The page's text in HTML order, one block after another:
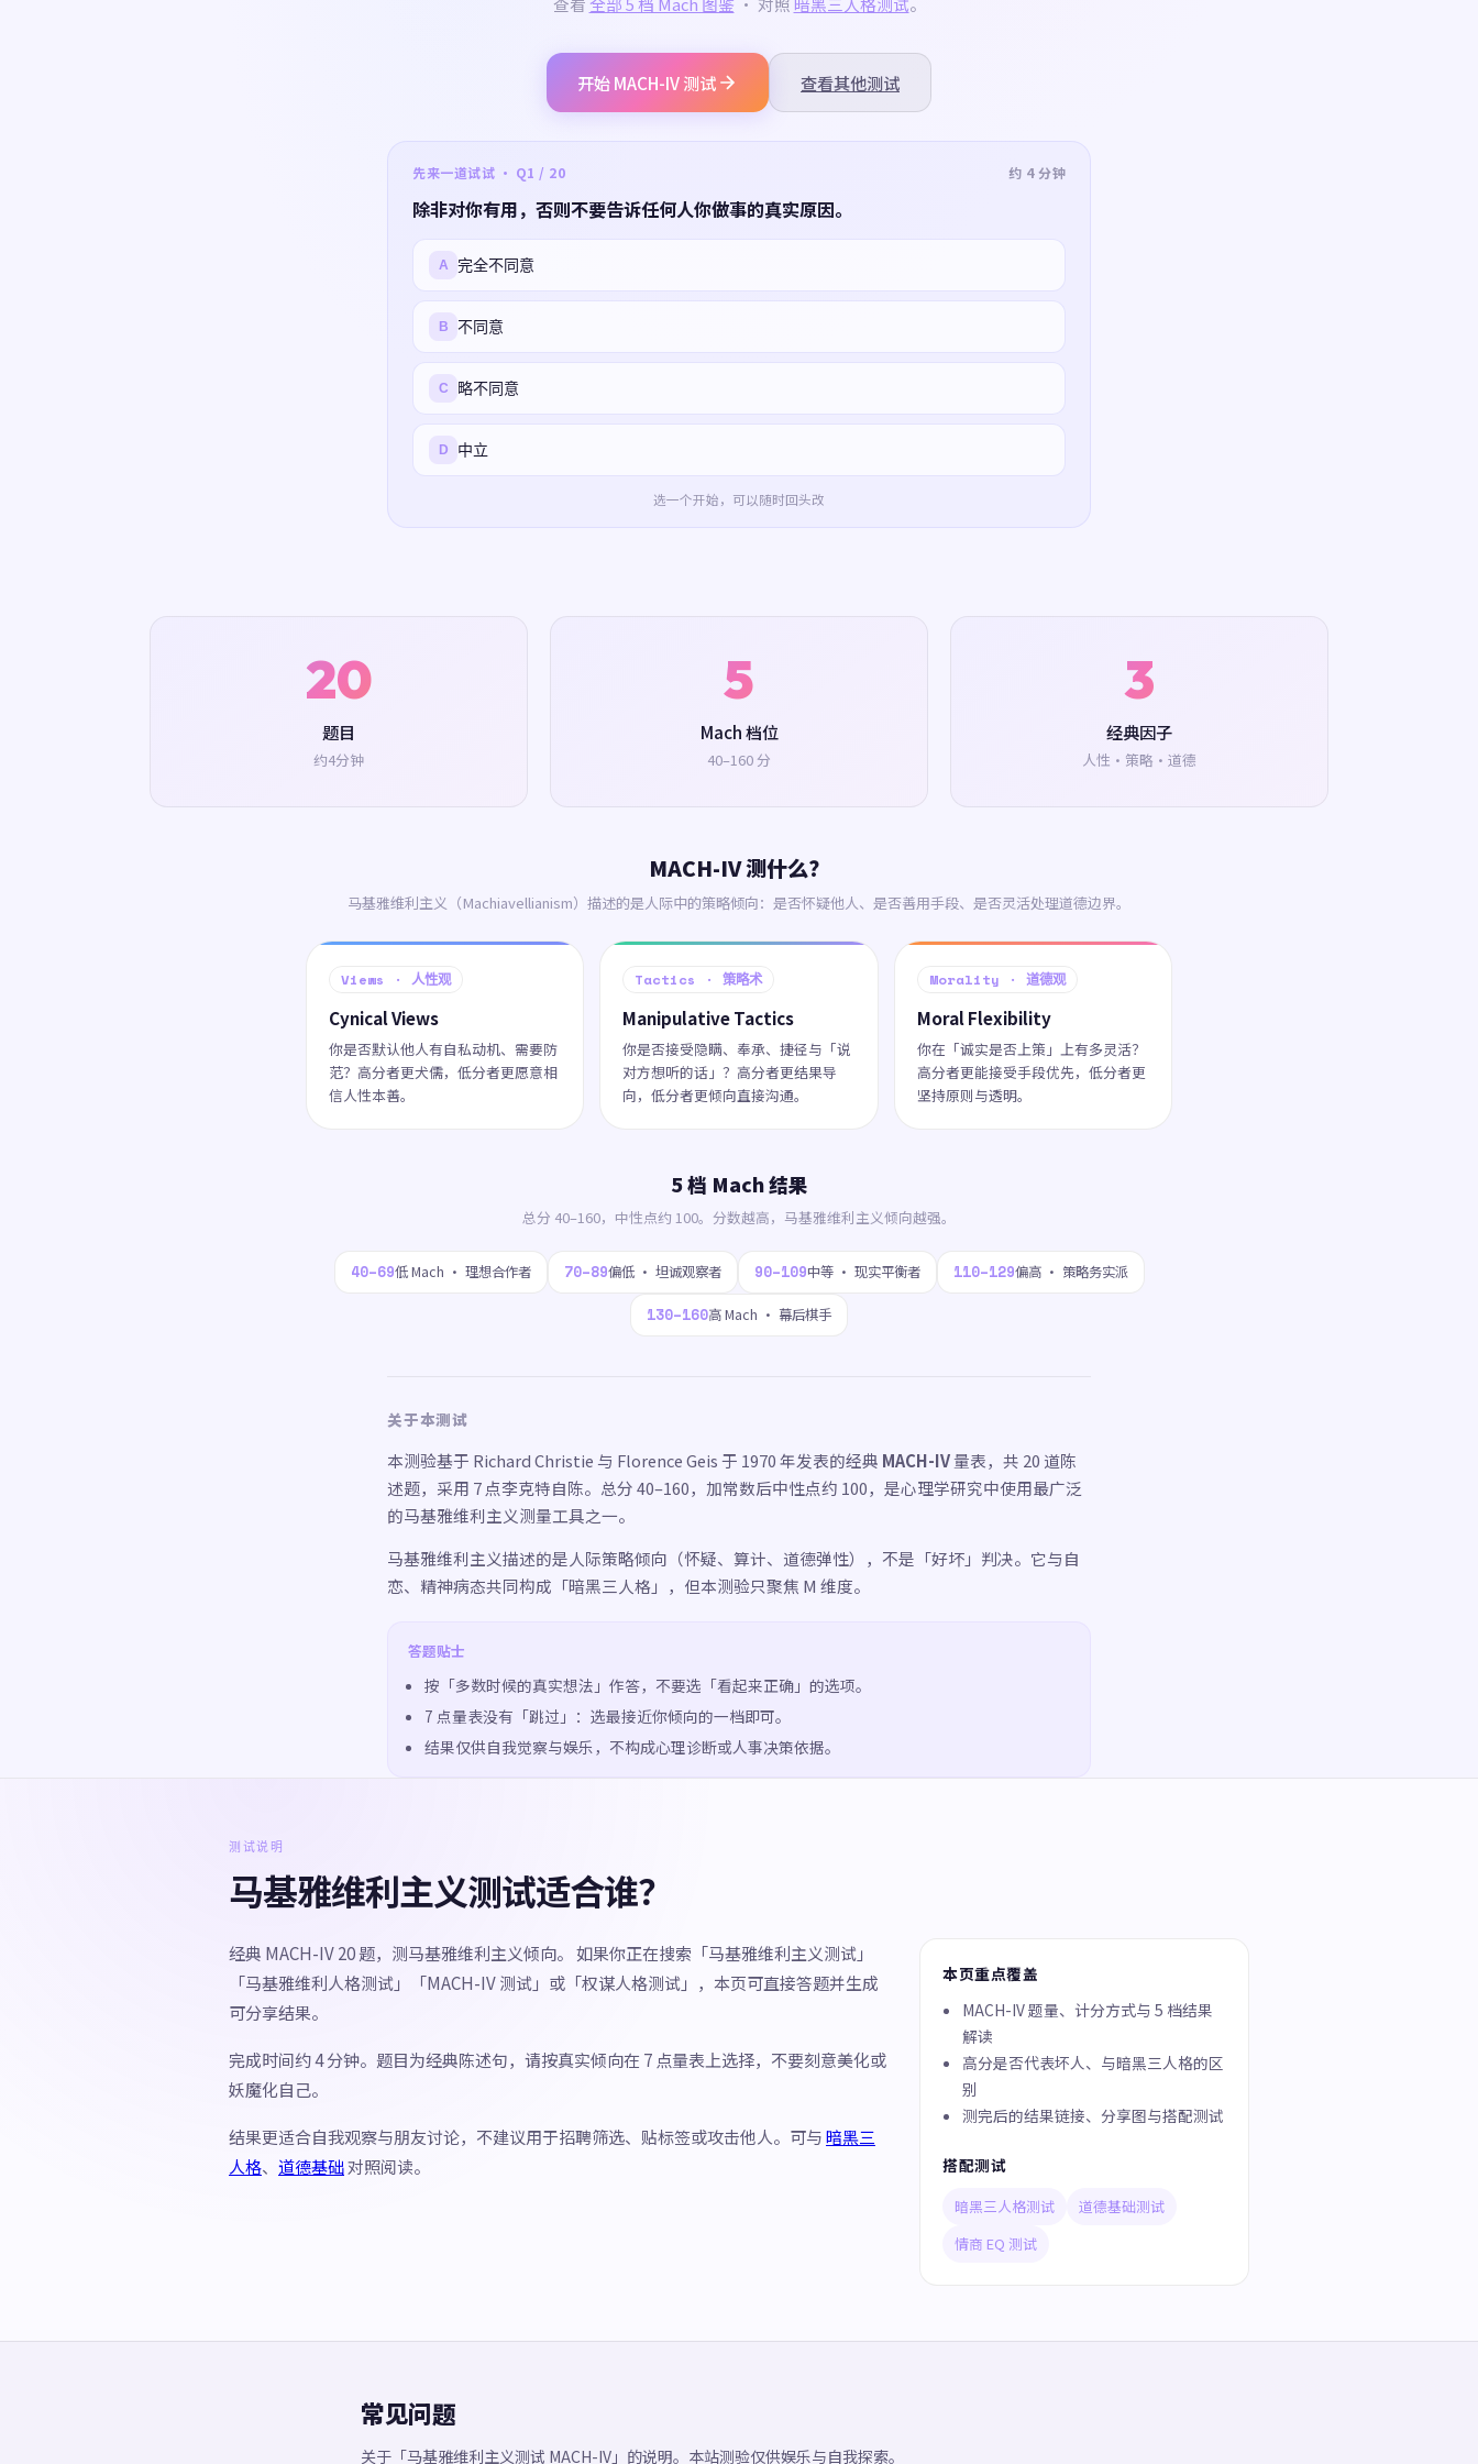
开始 MACH-IV 测试 查看其他测试
先来一道试试 · Q1 / 20 约 4 分钟
除非对你有用，否则不要告诉任何人你做事的真实原因。
A 完全不同意
B 不同意
C 略不同意
D 中立
选一个开始，可以随时回头改
20
题目
约4分钟
5
Mach 档位
40–160 分
3
经典因子
人性·策略·道德
MACH-IV 测什么？
马基雅维利主义（Machiavellianism）描述的是人际中的策略倾向：是否怀疑他人、是否善用手段、是否灵活处理道德边界。
Views · 人性观
Cynical Views
你是否默认他人有自私动机、需要防
范？高分者更犬儒，低分者更愿意相
信人性本善。
Tactics · 策略术
Manipulative Tactics
你是否接受隐瞒、奉承、捷径与「说
对方想听的话」？高分者更结果导
向，低分者更倾向直接沟通。
Morality · 道德观
Moral Flexibility
你在「诚实是否上策」上有多灵活？
高分者更能接受手段优先，低分者更
坚持原则与透明。
5 档 Mach 结果
总分 40–160，中性点约 100。分数越高，马基雅维利主义倾向越强。
40–69低 Mach · 理想合作者 70–89偏低 · 坦诚观察者 90–109中等 · 现实平衡者 110–129偏高 · 策略务实派
130–160高 Mach · 幕后棋手
关于本测试
本测验基于 Richard Christie 与 Florence Geis 于 1970 年发表的经典 MACH-IV量表，共 20 道陈
述题，采用 7 点李克特自陈。总分 40–160，加常数后中性点约 100，是心理学研究中使用最广泛
的马基雅维利主义测量工具之一。
马基雅维利主义描述的是人际策略倾向（怀疑、算计、道德弹性），不是「好坏」判决。它与自
恋、精神病态共同构成「暗黑三人格」，但本测验只聚焦 M 维度。
答题贴士
按「多数时候的真实想法」作答，不要选「看起来正确」的选项。
7 点量表没有「跳过」：选最接近你倾向的一档即可。
结果仅供自我觉察与娱乐，不构成心理诊断或人事决策依据。
测试说明
马基雅维利主义测试适合谁？
经典 MACH-IV 20 题，测马基雅维利主义倾向。 如果你正在搜索「马基雅维利主义测试」
「马基雅维利人格测试」「MACH-IV 测试」或「权谋人格测试」，本页可直接答题并生成
可分享结果。
完成时间约 4 分钟。题目为经典陈述句，请按真实倾向在 7 点量表上选择，不要刻意美化或
妖魔化自己。
结果更适合自我观察与朋友讨论，不建议用于招聘筛选、贴标签或攻击他人。可与暗黑三
人格、 道德基础对照阅读。
本页重点覆盖
MACH-IV 题量、计分方式与 5 档结果
解读
高分是否代表坏人、与暗黑三人格的区
别
测完后的结果链接、分享图与搭配测试
搭配测试
暗黑三人格测试
道德基础测试
情商 EQ 测试
常见问题
关于「马基雅维利主义测试 MACH-IV」的说明。本站测验仅供娱乐与自我探索。